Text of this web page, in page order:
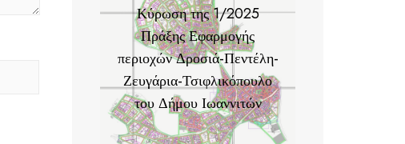
Κύρωση της 1/2025
Πράξης Εφαρμογής
περιοχών Δροσιά-Πεντέλη-
Ζευγάρια-Τσιφλικόπουλο
του Δήμου Ιωαννιτών